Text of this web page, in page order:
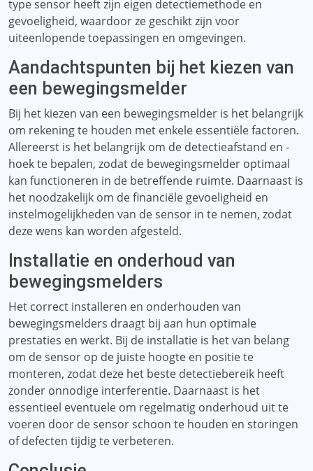
type sensor heeft zijn eigen detectiemethode en
gevoeligheid, waardoor ze geschikt zijn voor
uiteenlopende toepassingen en omgevingen.
Aandachtspunten bij het kiezen van
een bewegingsmelder
Bij het kiezen van een bewegingsmelder is het belangrijk
om rekening te houden met enkele essentiële factoren.
Allereerst is het belangrijk om de detectieafstand en -
hoek te bepalen, zodat de bewegingsmelder optimaal
kan functioneren in de betreffende ruimte. Daarnaast is
het noodzakelijk om de financiële gevoeligheid en
instelmogelijkheden van de sensor in te nemen, zodat
deze wens kan worden afgesteld.
Installatie en onderhoud van
bewegingsmelders
Het correct installeren en onderhouden van
bewegingsmelders draagt ​​bij aan hun optimale
prestaties en werkt. Bij de installatie is het van belang
om de sensor op de juiste hoogte en positie te
monteren, zodat deze het beste detectiebereik heeft
zonder onnodige interferentie. Daarnaast is het
essentieel eventuele om regelmatig onderhoud uit te
voeren door de sensor schoon te houden en storingen
of defecten tijdig te verbeteren.